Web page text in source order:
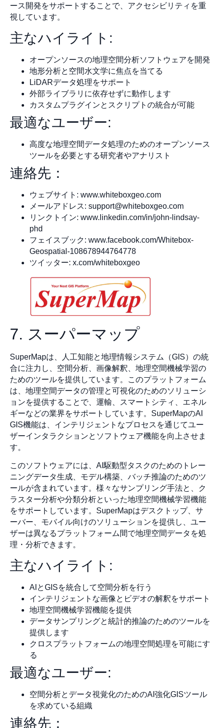
ース開発をサポートすることで、アクセシビリティを重
視しています。
主なハイライト:
オープンソースの地理空間分析ソフトウェアを開発
地形分析と空間水文学に焦点を当てる
LiDARデータ処理をサポート
外部ライブラリに依存せずに動作します
カスタムプラグインとスクリプトの統合が可能
最適なユーザー:
高度な地理空間データ処理のためのオープンソース
ツールを必要とする研究者やアナリスト
連絡先：
ウェブサイト: www.whiteboxgeo.com
メールアドレス: support@whiteboxgeo.com
リンクトイン: www.linkedin.com/in/john-lindsay-
phd
フェイスブック: www.facebook.com/Whitebox-
Geospatial-108678944764778
ツイッター: x.com/whiteboxgeo
7. スーパーマップ
SuperMapは、人工知能と地理情報システム（GIS）の統
合に注力し、空間分析、画像解釈、地理空間機械学習の
ためのツールを提供しています。このプラットフォーム
は、地理空間データの管理と可視化のためのソリューシ
ョンを提供することで、運輸、スマートシティ、エネル
ギーなどの業界をサポートしています。SuperMapのAI
GIS機能は、インテリジェントなプロセスを通じてユー
ザーインタラクションとソフトウェア機能を向上させま
す。
このソフトウェアには、AI駆動型タスクのためのトレー
ニングデータ生成、モデル構築、バッチ推論のためのツ
ールが含まれています。様々なサンプリング手法と、ク
ラスター分析や分類分析といった地理空間機械学習機能
をサポートしています。SuperMapはデスクトップ、サ
ーバー、モバイル向けのソリューションを提供し、ユー
ザーは異なるプラットフォーム間で地理空間データを処
理・分析できます。
主なハイライト:
AIとGISを統合して空間分析を行う
インテリジェントな画像とビデオの解釈をサポート
地理空間機械学習機能を提供
データサンプリングと統計的推論のためのツールを
提供します
クロスプラットフォームの地理空間処理を可能にす
る
最適なユーザー:
空間分析とデータ視覚化のためのAI強化GISツール
を求めている組織
連絡先：